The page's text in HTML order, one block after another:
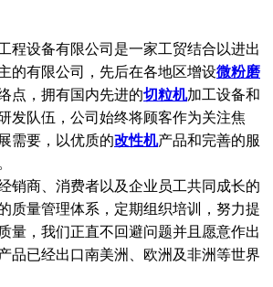
设备有限公司是一家工贸结合以进出
的有限公司，先后在各地区增设微粉磨
点，拥有国内先进的切粒机加工设备和
发队伍，公司始终将顾客作为关注焦
需要，以优质的改性机产品和完善的服
商、消费者以及企业员工共同成长的
质量管理体系，定期组织培训，努力提
量，我们正直不回避问题并且愿意作出
品已经出口南美洲、欧洲及非洲等世界